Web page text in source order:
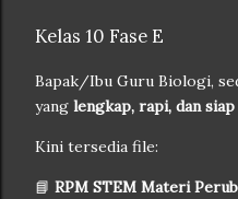
Kelas 10 Fase E
Bapak/Ibu Guru Biologi,
yang lengkap, rapi, dan
Kini tersedia file:
📘 RPM STEM Materi